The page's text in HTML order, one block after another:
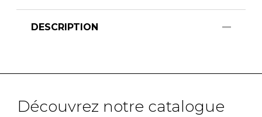
DESCRIPTION
Découvrez notre catalogue